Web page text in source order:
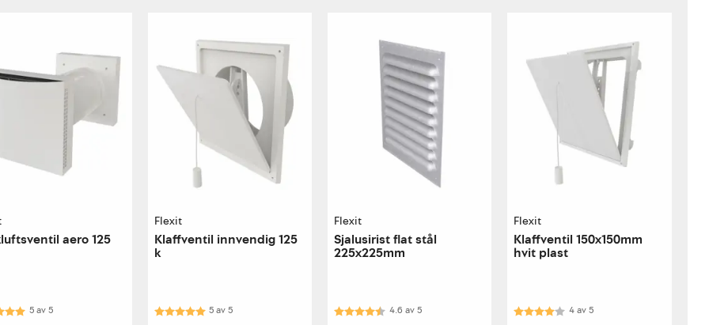
aero 125
5.0 av 5 mulige
5av5
Flexit
Klaffventil innvendig 125
k
Karakter:5.0 av 5 mulige
5av5
Flexit
Sjalusirist flat stål
225x225mm
Karakter:4.6 av 5 mulige
4.6 av5
Flexit
Klaffventil 150x150mm
hvit plast
Karakter:4.0 av 5 mulige
4av5